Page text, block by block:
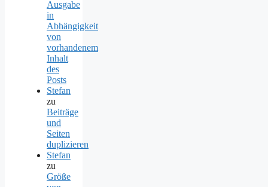
Ausgabe
in
Abhängigkeit
von
vorhandenem
Inhalt
des
Posts
Stefan
zu
Beiträge
und
Seiten
duplizieren
Stefan
zu
Größe